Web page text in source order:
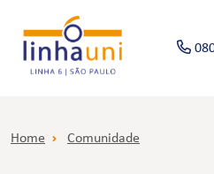
Home Comunidade